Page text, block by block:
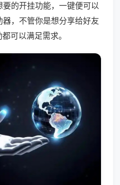
的开挂功能，一键便可以
，不管你是想分享给好友
可以满足需求。